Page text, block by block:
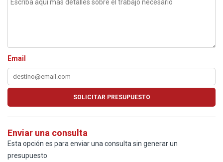
Email
Enviar una consulta
Esta opción es para enviar una consulta sin generar un
presupuesto